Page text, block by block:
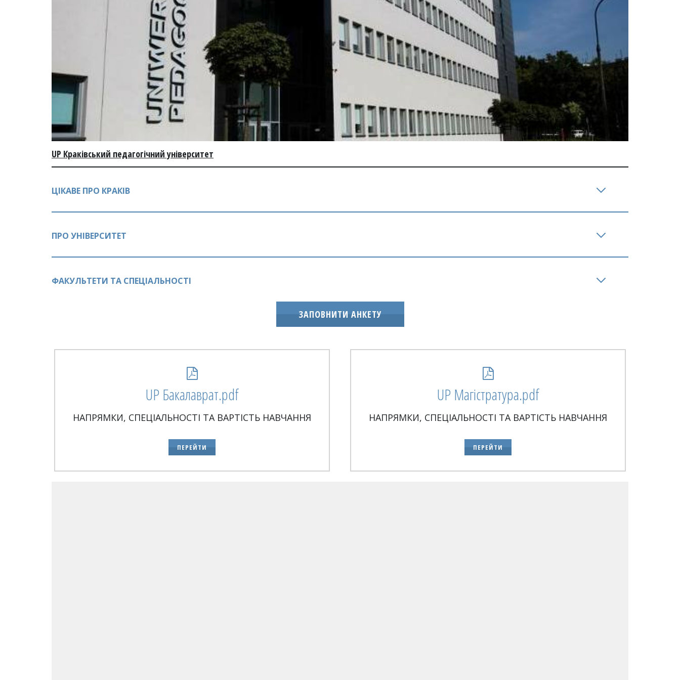
UP Краківський педагогічний університет
ЦІКАВЕ ПРО КРАКІВ
ПРО УНІВЕРСИТЕТ
ФАКУЛЬТЕТИ ТА СПЕЦІАЛЬНОСТІ
ЗАПОВНИТИ АНКЕТУ
UP Бакалаврат.pdf
НАПРЯМКИ, СПЕЦІАЛЬНОСТІ ТА ВАРТІСТЬ НАВЧАННЯ
ПЕРЕЙТИ
UP Магістратура.pdf
НАПРЯМКИ, СПЕЦІАЛЬНОСТІ ТА ВАРТІСТЬ НАВЧАННЯ
ПЕРЕЙТИ